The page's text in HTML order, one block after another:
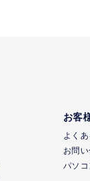
お客
よく
お問
パソ